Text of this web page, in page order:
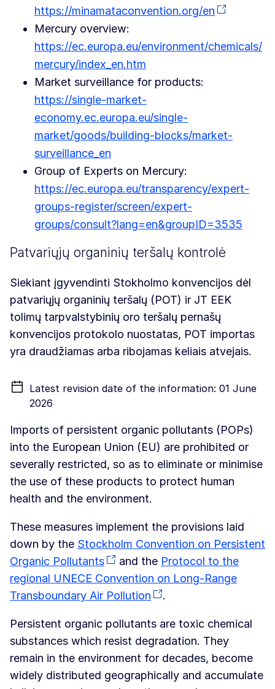
https://minamataconvention.org/en
Mercury overview:
https://ec.europa.eu/environment/chemicals/
mercury/index_en.htm
Market surveillance for products:
https://single-market-
economy.ec.europa.eu/single-
market/goods/building-blocks/market-
surveillance_en
Group of Experts on Mercury:
https://ec.europa.eu/transparency/expert-
groups-register/screen/expert-
groups/consult?lang=en&groupID=3535
Patvariųjų organinių teršalų kontrolė
Siekiant įgyvendinti Stokholmo konvencijos dėl
patvariųjų organinių teršalų (POT) ir JT EEK
tolimų tarpvalstybinių oro teršalų pernašų
konvencijos protokolo nuostatas, POT importas
yra draudžiamas arba ribojamas keliais atvejais.
Latest revision date of the information: 01 June
2026
Imports of persistent organic pollutants (POPs)
into the European Union (EU) are prohibited or
severally restricted, so as to eliminate or minimise
the use of these products to protect human
health and the environment.
These measures implement the provisions laid
down by the Stockholm Convention on Persistent
Organic Pollutants
and the Protocol to the
regional UNECE Convention on Long-Range
Transboundary Air Pollution
.
Persistent organic pollutants are toxic chemical
substances which resist degradation. They
remain in the environment for decades, become
widely distributed geographically and accumulate